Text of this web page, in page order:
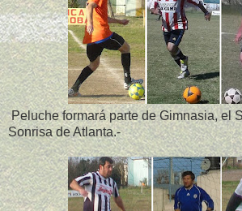
Peluche formará parte de Gimnasia, el
Sonrisa de Atlanta.-